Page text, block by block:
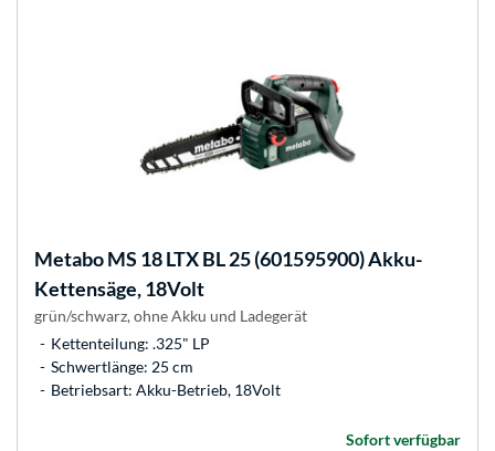
MetaboMS 18 LTX BL 25 (601595900) Akku-
Kettensäge, 18Volt
grün/schwarz, ohne Akku und Ladegerät
Kettenteilung: .325" LP
Schwertlänge: 25 cm
Betriebsart: Akku-Betrieb, 18Volt
Sofort verfügbar